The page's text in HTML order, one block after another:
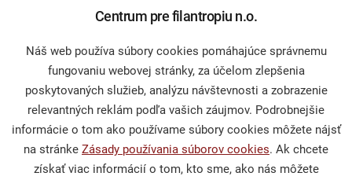
Publikácie a mediálne výstupy
Výskumy a analýzy
Centrum pre filantropiu n.o.
Náš web používa súbory cookies pomáhajúce správnemu
fungovaniu webovej stránky, za účelom zlepšenia
poskytovaných služieb, analýzu návštevnosti a zobrazenie
relevantných reklám podľa vašich záujmov. Podrobnejšie
informácie o tom ako používame súbory cookies môžete nájsť
na stránke Zásady používania súborov cookies. Ak chcete
získať viac informácií o tom, kto sme, ako nás môžete